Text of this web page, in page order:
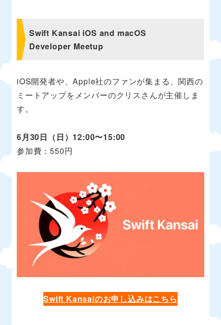
Swift Kansai iOS and macOS
Developer Meetup
iOS開発者や、Apple社のファンが集まる、関西の
ミートアップをメンバーのクリスさんが主催しま
す。
6月30日（日）12:00〜15:00
参加費：550円
Swift Kansaiのお申し込みはこちら